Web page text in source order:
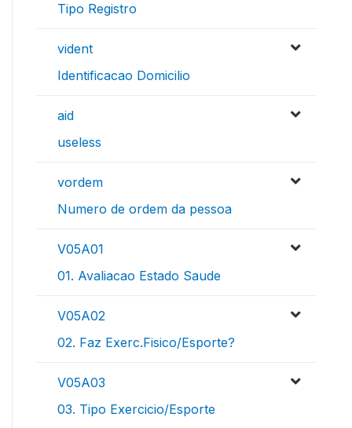
Tipo Registro
vident
Identificacao Domicilio
aid
useless
vordem
Numero de ordem da pessoa
V05A01
01. Avaliacao Estado Saude
V05A02
02. Faz Exerc.Fisico/Esporte?
V05A03
03. Tipo Exercicio/Esporte